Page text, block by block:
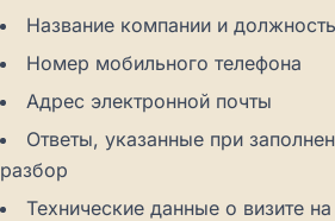
Название компании и должность
Номер мобильного телефона
Адрес электронной почты
Ответы, указанные при
разбор
Технические данные о визите